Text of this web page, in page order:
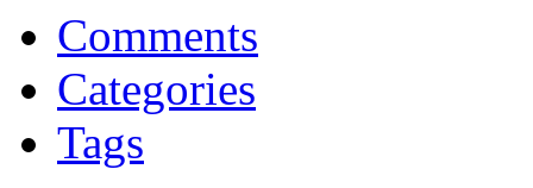
Memberikan yang terbaik sesuai kaidah Islam, kunjungi situs resmi
Comments
Categories
Tags